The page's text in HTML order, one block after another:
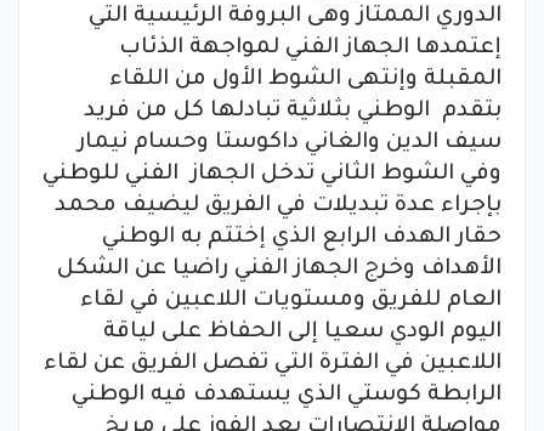
الدوري الممتاز وهى البروفة الرئيسية التي
إعتمدها الجهاز الفني لمواجهة الذئاب
المقبلة وإنتهى الشوط الأول من اللقاء
بتقدم الوطني بثلاثية تبادلها كل من فريد
سيف الدين والغاني داكوستا وحسام نيمار
وفي الشوط الثاني تدخل الجهاز الفني للوطني
بإجراء عدة تبديلات في الفريق ليضيف محمد
حقار الهدف الرابع الذي إختتم به الوطني
الأهداف وخرج الجهاز الفني راضيا عن الشكل
العام للفريق ومستويات اللاعبين في لقاء
اليوم الودي سعيا إلى الحفاظ على لياقة
اللاعبين في الفترة التي تفصل الفريق عن لقاء
الرابطة كوستي الذي يستهدف فيه الوطني